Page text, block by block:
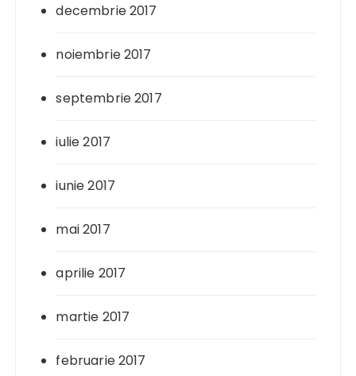
decembrie 2017
noiembrie 2017
septembrie 2017
iulie 2017
iunie 2017
mai 2017
aprilie 2017
martie 2017
februarie 2017